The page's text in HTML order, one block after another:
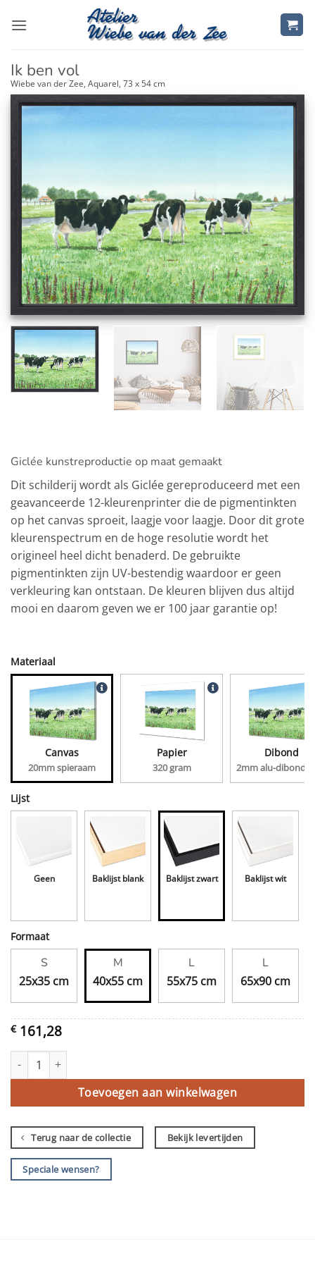
naar
Ik ben vol
Wiebe van der Zee, Aquarel, 73 x 54 cm
Giclée kunstreproductie op maat gemaakt
Dit schilderij wordt als Giclée gereproduceerd met een
geavanceerde 12-kleurenprinter die de pigmentinkten
op het canvas sproeit, laagje voor laagje. Door dit grote
kleurenspectrum en de hoge resolutie wordt het
origineel heel dicht benaderd. De gebruikte
pigmentinkten zijn UV-bestendig waardoor er geen
verkleuring kan ontstaan. De kleuren blijven dus altijd
mooi en daarom geven we er 100 jaar garantie op!
Materiaal
Canvas
20mm spieraam
Papier
320 gram
Dibond
2mm alu-dibond,
Lijst
Geen Baklijst blank Baklijst zwart Baklijst wit
Formaat
S
25x35 cm
M
40x55 cm
L
55x75 cm
L
65x90 cm
€161,28
Ik ben vol aantal
Toevoegen aan winkelwagen
Terug naar de collectie Bekijk levertijden
Speciale wensen?